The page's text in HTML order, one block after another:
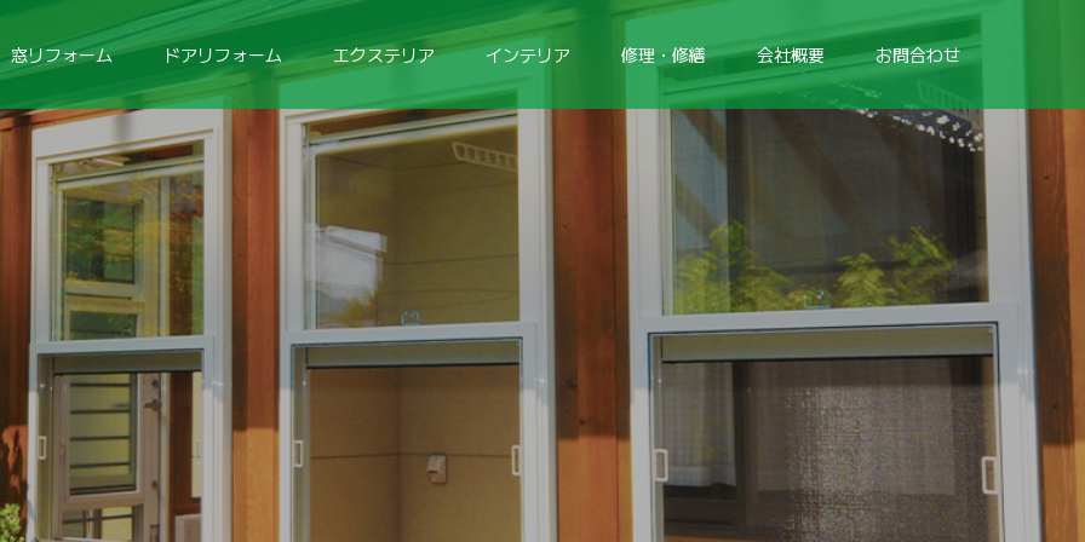
窓リフォーム ドアリフォーム エクステリア インテリア 修理・修繕 会社概要 お問合わせ